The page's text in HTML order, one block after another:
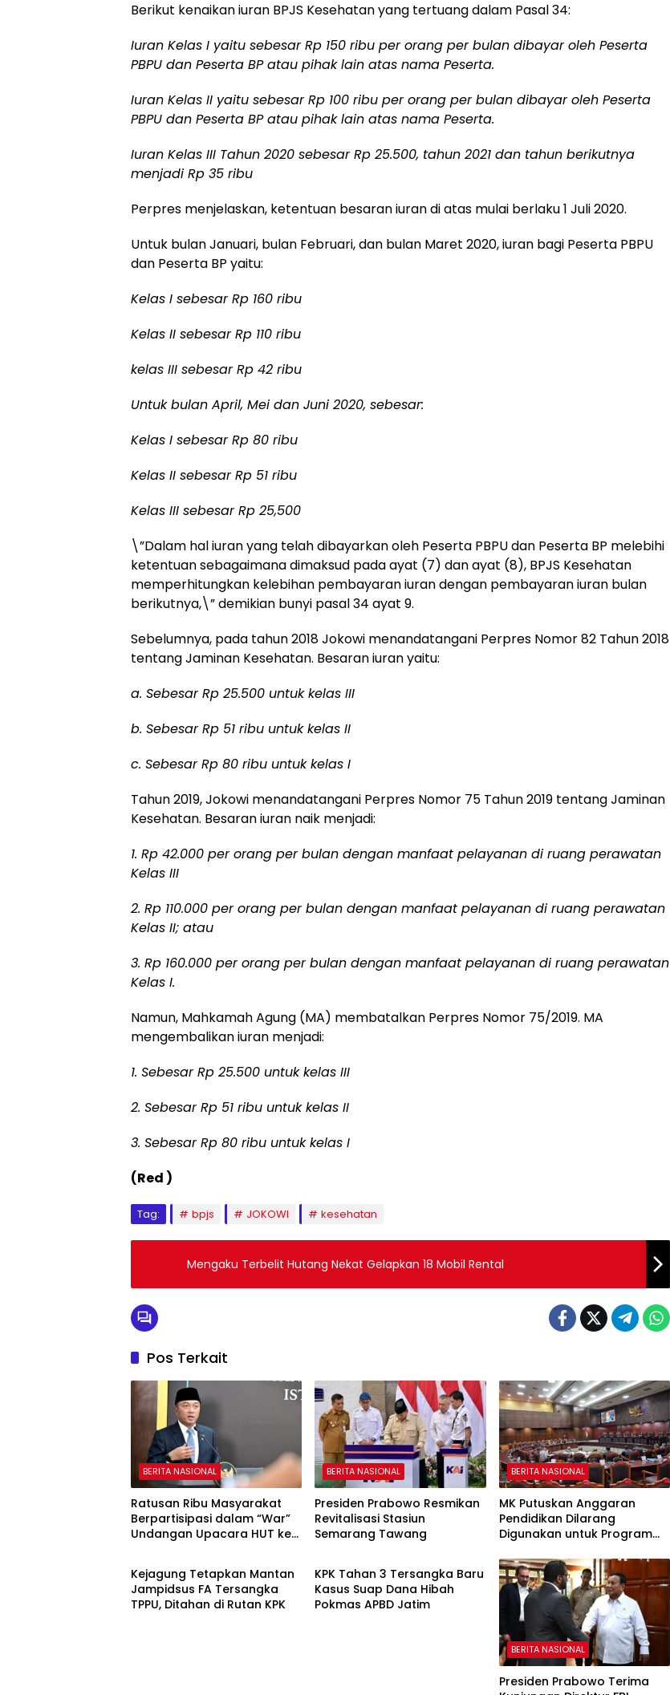
Berikut kenaikan iuran BPJS Kesehatan yang tertuang dalam Pasal 34:
Iuran Kelas I yaitu sebesar Rp 150 ribu per orang per bulan dibayar oleh Peserta
PBPU dan Peserta BP atau pihak lain atas nama Peserta.
Iuran Kelas II yaitu sebesar Rp 100 ribu per orang per bulan dibayar oleh Peserta
PBPU dan Peserta BP atau pihak lain atas nama Peserta.
Iuran Kelas III Tahun 2020 sebesar Rp 25.500, tahun 2021 dan tahun berikutnya
menjadi Rp 35 ribu
Perpres menjelaskan, ketentuan besaran iuran di atas mulai berlaku 1 Juli 2020.
Untuk bulan Januari, bulan Februari, dan bulan Maret 2020, iuran bagi Peserta PBPU
dan Peserta BP yaitu:
Kelas I sebesar Rp 160 ribu
Kelas II sebesar Rp 110 ribu
kelas III sebesar Rp 42 ribu
Untuk bulan April, Mei dan Juni 2020, sebesar:
Kelas I sebesar Rp 80 ribu
Kelas II sebesar Rp 51 ribu
Kelas III sebesar Rp 25,500
\”Dalam hal iuran yang telah dibayarkan oleh Peserta PBPU dan Peserta BP melebihi
ketentuan sebagaimana dimaksud pada ayat (7) dan ayat (8), BPJS Kesehatan
memperhitungkan kelebihan pembayaran iuran dengan pembayaran iuran bulan
berikutnya,\” demikian bunyi pasal 34 ayat 9.
Sebelumnya, pada tahun 2018 Jokowi menandatangani Perpres Nomor 82 Tahun 2018
tentang Jaminan Kesehatan. Besaran iuran yaitu:
a. Sebesar Rp 25.500 untuk kelas III
b. Sebesar Rp 51 ribu untuk kelas II
c. Sebesar Rp 80 ribu untuk kelas I
Tahun 2019, Jokowi menandatangani Perpres Nomor 75 Tahun 2019 tentang Jaminan
Kesehatan. Besaran iuran naik menjadi:
1. Rp 42.000 per orang per bulan dengan manfaat pelayanan di ruang perawatan
Kelas III
2. Rp 110.000 per orang per bulan dengan manfaat pelayanan di ruang perawatan
Kelas II; atau
3. Rp 160.000 per orang per bulan dengan manfaat pelayanan di ruang perawatan
Kelas I.
Namun, Mahkamah Agung (MA) membatalkan Perpres Nomor 75/2019. MA
mengembalikan iuran menjadi:
1. Sebesar Rp 25.500 untuk kelas III
2. Sebesar Rp 51 ribu untuk kelas II
3. Sebesar Rp 80 ribu untuk kelas I
(Red )
Tag: bpjs JOKOWI kesehatan
Mengaku Terbelit Hutang Nekat Gelapkan 18 Mobil Rental
Pos Terkait
BERITA NASIONAL
Ratusan Ribu Masyarakat
Berpartisipasi dalam “War”
Undangan Upacara HUT ke-
BERITA NASIONAL
Presiden Prabowo Resmikan
Revitalisasi Stasiun
Semarang Tawang
BERITA NASIONAL
MK Putuskan Anggaran
Pendidikan Dilarang
Digunakan untuk Program
BERITA NASIONAL
Kejagung Tetapkan Mantan
Jampidsus FA Tersangka
TPPU, Ditahan di Rutan KPK
BERITA NASIONAL
KPK Tahan 3 Tersangka Baru
Kasus Suap Dana Hibah
Pokmas APBD Jatim
BERITA NASIONAL
Presiden Prabowo Terima